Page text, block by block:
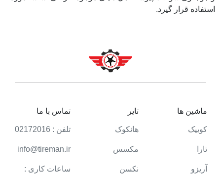
استفاده قرار گیرد.
ماشین ها
کوییک
تارا
آریزو
تایر
هانکوک
مکسس
نکسن
تماس با ما
تلفن : 02172016
info@tireman.ir
ساعات کاری :